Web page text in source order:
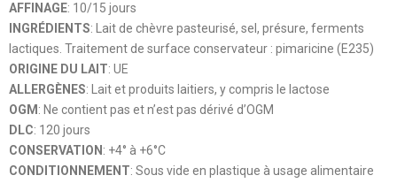
AFFINAGE: 10/15 jours
INGRÉDIENTS: Lait de chèvre pasteurisé, sel, présure, ferments
lactiques. Traitement de surface conservateur : pimaricine (E235)
ORIGINE DU LAIT: UE
ALLERGÈNES: Lait et produits laitiers, y compris le lactose
OGM : Ne contient pas et n’est pas dérivé d’OGM
DLC: 120 jours
CONSERVATION : +4° à +6°C
CONDITIONNEMENT: Sous vide en plastique à usage alimentaire